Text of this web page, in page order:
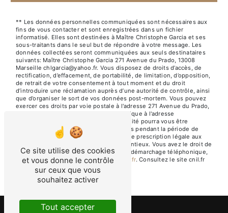
** Les données personnelles communiquées sont nécessaires aux
fins de vous contacter et sont enregistrées dans un fichier
informatisé. Elles sont destinées à Maître Christophe Garcia et ses
sous-traitants dans le seul but de répondre à votre message. Les
données collectées seront communiquées aux seuls destinataires
suivants: Maître Christophe Garcia 271 Avenue du Prado, 13008
Marseille chlgarcia@yahoo.fr. Vous disposez de droits d’accès, de
rectification, d’effacement, de portabilité, de limitation, d’opposition,
de retrait de votre consentement à tout moment et du droit
d’introduire une réclamation auprès d’une autorité de contrôle, ainsi
que d’organiser le sort de vos données post-mortem. Vous pouvez
exercer ces droits par voie postale à l'adresse 271 Avenue du Prado,
13008 Marseille ou par courrier électronique à l'adresse
chlgarcia@yahoo.fr. Un justificatif d'identité pourra vous être
demandé. Nous conservons vos données pendant la période de
prise de contact puis pendant la durée de prescription légale aux
fins probatoires et de gestion des contentieux. Vous avez le droit de
vous inscrire sur la liste d'opposition au démarchage téléphonique,
disponible à cette adresse:Bloctel.gouv.fr. Consultez le site cnil.fr
pour plus d’informations sur vos droits.
Ce site utilise des cookies
et vous donne le contrôle
sur ceux que vous
souhaitez activer
Tout accepter